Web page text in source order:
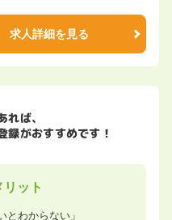
求人詳細を見る
れば、
録がおすすめです！
ット
とわからない」